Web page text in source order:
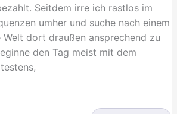
Seitdem irre ich rastlos im
umher und suche nach einem
Welt dort draußen ansprechend zu
den Tag meist mit dem